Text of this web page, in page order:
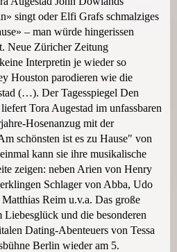
singt oder Elfi Grafs schmalziges
– man würde hingerissen
Neue Züricher Zeitung
Interpretin je wieder so
Houston parodieren wie die
(…). Der Tagesspiegel Den
Tora Augestad im unfassbaren
Hosenanzug mit der
schönsten ist es zu Hause" von
kann sie ihre musikalische
zeigen: neben Arien von Henry
Schlager von Abba, Udo
Reim u.v.a. Das große
Liebesglück und die besonderen
Dating-Abenteuers von Tessa
Berlin wieder am 5.